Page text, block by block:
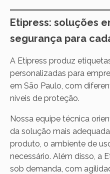
Etipress: soluções
segurança para
A Etipress produz
personalizadas para
em São Paulo, com
níveis de proteção.
Nossa equipe técnica
da solução mais
produto, o ambiente de
necessário. Além disso, a
sob demanda, com